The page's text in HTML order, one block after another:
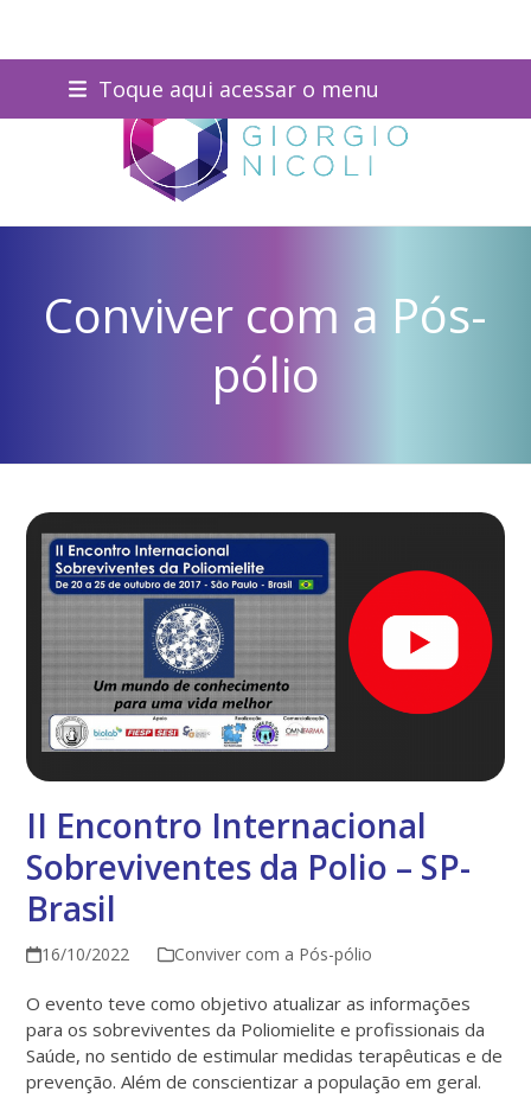
content
Toque aqui acessar o menu
Conviver com a Pós-
pólio
II Encontro Internacional
Sobreviventes da Polio – SP-
Brasil
16/10/2022 Conviver com a Pós-pólio
O evento teve como objetivo atualizar as informações
para os sobreviventes da Poliomielite e profissionais da
Saúde, no sentido de estimular medidas terapêuticas e de
prevenção. Além de conscientizar a população em geral.